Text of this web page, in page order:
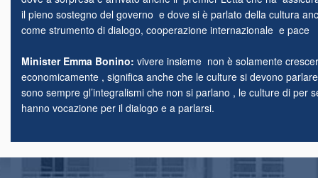
il pieno sostegno del governo e dove si è parlato della cultura
come strumento di dialogo, cooperazione internazionale e pace
Minister Emma Bonino: vivere insieme non è solamente
economicamente , significa anche che le culture si devono
sono sempre gl’integralismi che non si parlano , le culture di per
hanno vocazione per il dialogo e a parlarsi.